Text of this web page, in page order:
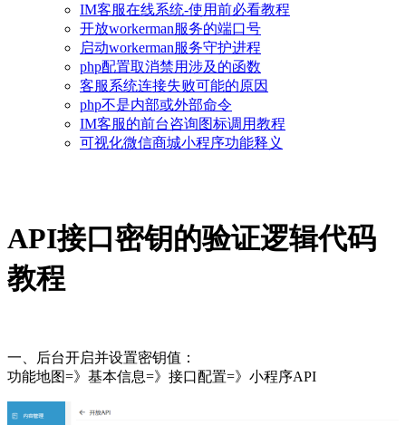
IM客服在线系统-使用前必看教程
开放workerman服务的端口号
启动workerman服务守护进程
php配置取消禁用涉及的函数
客服系统连接失败可能的原因
php不是内部或外部命令
IM客服的前台咨询图标调用教程
可视化微信商城小程序功能释义
API接口密钥的验证逻辑代码
教程
一、后台开启并设置密钥值：
功能地图=》基本信息=》接口配置=》小程序API